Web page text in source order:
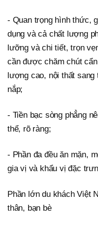
- Quan trọng hình thức,
dụng và cả chất lượng
lưỡng và chi tiết, trọn
cần được chăm chút
lượng cao, nội thất
nắp;
- Tiền bạc sòng phẳng
thể, rõ ràng;
- Phần đa đều ăn mặn,
gia vị và khẩu vị đặc
Phần lớn du khách Việt
thân, bạn bè